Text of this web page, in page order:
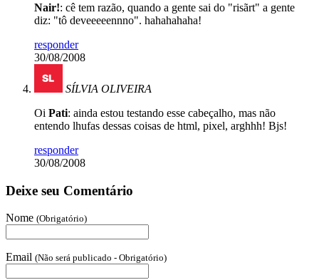
Nair!: cê tem razão, quando a gente sai do "risãrt" a gente
diz: "tô deveeeeennno". hahahahaha!
responder
30/08/2008
SÍLVIA OLIVEIRA
Oi Pati: ainda estou testando esse cabeçalho, mas não
entendo lhufas dessas coisas de html, pixel, arghhh! Bjs!
responder
30/08/2008
Deixe seu Comentário
Nome (Obrigatório)
Email (Não será publicado - Obrigatório)